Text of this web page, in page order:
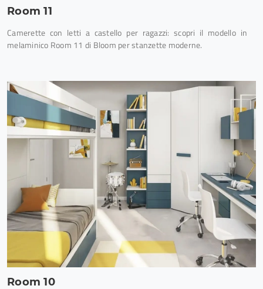
Room 11
Camerette con letti a castello per ragazzi: scopri il modello in
melaminico Room 11 di Bloom per stanzette moderne.
Room 10